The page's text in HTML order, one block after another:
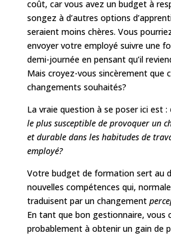
coût, car vous avez un budget à
songez à d’autres options
seraient moins chères. Vous
envoyer votre employé suivre une
demi-journée en pensant qu’il
Mais croyez-vous sincèrement que
changements souhaités?
La vraie question à se poser ici est :
le plus susceptible de provoquer un
et durable dans les habitudes de
employé?
Votre budget de formation sert au
nouvelles compétences qui,
traduisent par un changement
En tant que bon gestionnaire, vous
probablement à obtenir un gain de